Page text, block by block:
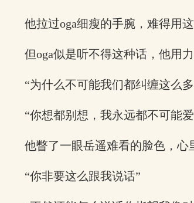
他拉过oga细瘦的手腕，难得用
但oga似是听不得这种话，他用
“为什么不可能我们都纠缠这么
“你想都别想，我永远都不可能
他瞥了一眼岳遥难看的脸色，心
“你非要这么跟我说话”